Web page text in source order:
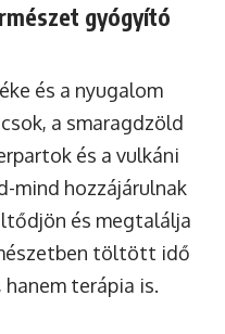
gyógyító
és a nyugalom
a smaragdzöld
és a vulkáni
mind hozzájárulnak
és megtalálja
töltött idő
terápia is.